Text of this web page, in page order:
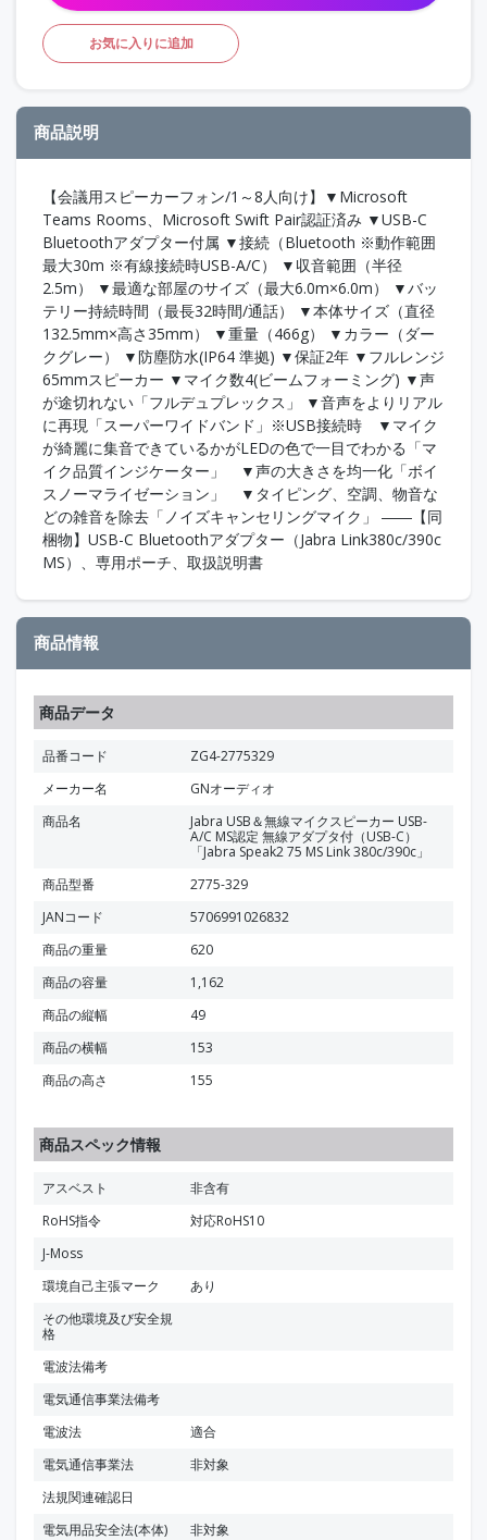
お気に入りに追加
商品説明
【会議用スピーカーフォン/1～8人向け】▼Microsoft
Teams Rooms、Microsoft Swift Pair認証済み ▼USB-C
Bluetoothアダプター付属 ▼接続（Bluetooth ※動作範囲
最大30m ※有線接続時USB-A/C） ▼収音範囲（半径
2.5m） ▼最適な部屋のサイズ（最大6.0m×6.0m） ▼バッ
テリー持続時間（最長32時間/通話） ▼本体サイズ（直径
132.5mm×高さ35mm） ▼重量（466g） ▼カラー（ダー
クグレー） ▼防塵防水(IP64 準拠) ▼保証2年 ▼フルレンジ
65mmスピーカー ▼マイク数4(ビームフォーミング) ▼声
が途切れない「フルデュプレックス」 ▼音声をよりリアル
に再現「スーパーワイドバンド」※USB接続時 ▼マイク
が綺麗に集音できているかがLEDの色で一目でわかる「マ
イク品質インジケーター」 ▼声の大きさを均一化「ボイ
スノーマライゼーション」 ▼タイピング、空調、物音な
どの雑音を除去「ノイズキャンセリングマイク」 ――【同
梱物】USB-C Bluetoothアダプター（Jabra Link380c/390c
MS）、専用ポーチ、取扱説明書
商品情報
商品データ
品番コード
ZG4-2775329
メーカー名
GNオーディオ
商品名
Jabra USB＆無線マイクスピーカー USB-
A/C MS認定 無線アダプタ付（USB-C）
「Jabra Speak2 75 MS Link 380c/390c」
商品型番
2775-329
JANコード
5706991026832
商品の重量
620
商品の容量
1,162
商品の縦幅
49
商品の横幅
153
商品の高さ
155
商品スペック情報
アスベスト
非含有
RoHS指令
対応RoHS10
J-Moss
環境自己主張マーク
あり
その他環境及び安全規
格
電波法備考
電気通信事業法備考
電波法
適合
電気通信事業法
非対象
法規関連確認日
電気用品安全法(本体)
非対象